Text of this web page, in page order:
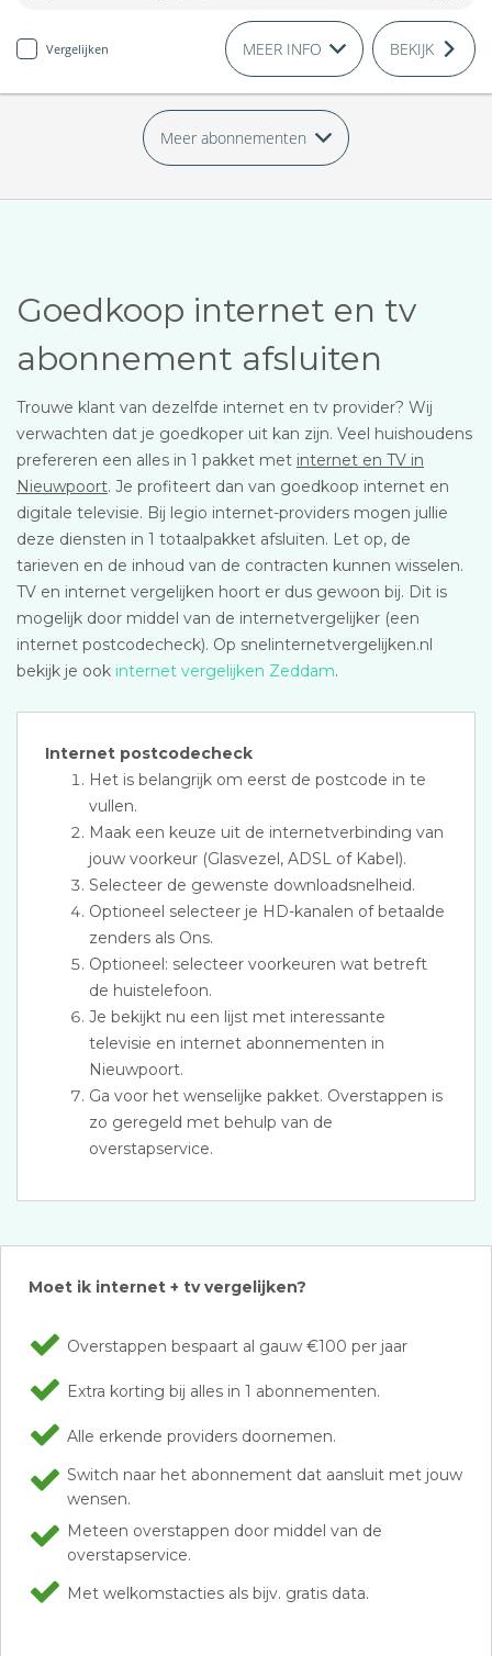
Vergelijken MEER INFO BEKIJK
Meer abonnementen
Goedkoop internet en tv
abonnement afsluiten
Trouwe klant van dezelfde internet en tv provider? Wij
verwachten dat je goedkoper uit kan zijn. Veel huishoudens
prefereren een alles in 1 pakket met internet en TV in
Nieuwpoort. Je profiteert dan van goedkoop internet en
digitale televisie. Bij legio internet-providers mogen jullie
deze diensten in 1 totaalpakket afsluiten. Let op, de
tarieven en de inhoud van de contracten kunnen wisselen.
TV en internet vergelijken hoort er dus gewoon bij. Dit is
mogelijk door middel van de internetvergelijker (een
internet postcodecheck). Op snelinternetvergelijken.nl
bekijk je ook internet vergelijken Zeddam.
Internet postcodecheck
Het is belangrijk om eerst de postcode in te
vullen.
Maak een keuze uit de internetverbinding van
jouw voorkeur (Glasvezel, ADSL of Kabel).
Selecteer de gewenste downloadsnelheid.
Optioneel selecteer je HD-kanalen of betaalde
zenders als Ons.
Optioneel: selecteer voorkeuren wat betreft
de huistelefoon.
Je bekijkt nu een lijst met interessante
televisie en internet abonnementen in
Nieuwpoort.
Ga voor het wenselijke pakket. Overstappen is
zo geregeld met behulp van de
overstapservice.
Moet ik internet + tv vergelijken?
Overstappen bespaart al gauw €100 per jaar
Extra korting bij alles in 1 abonnementen.
Alle erkende providers doornemen.
Switch naar het abonnement dat aansluit met jouw
wensen.
Meteen overstappen door middel van de
overstapservice.
Met welkomstacties als bijv. gratis data.